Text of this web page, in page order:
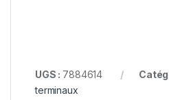
UGS : 7884614
terminaux